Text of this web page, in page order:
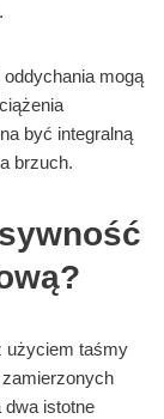
oddychania mogą
być integralną
brzuch.
użyciem taśmy
dwa istotne